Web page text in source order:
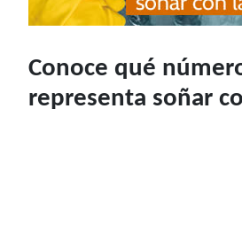
Conoce qué
representa soñar